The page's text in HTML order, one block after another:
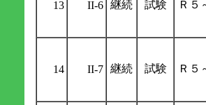
13 II-6 継続 試験 Ｒ５
14 II-7 継続 試験 Ｒ５